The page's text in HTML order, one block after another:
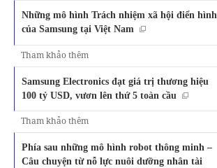
Những mô hình Trách nhiệm xã hội điển hình
của Samsung tại Việt Nam
Tham khảo thêm
Samsung Electronics đạt giá trị thương hiệu
100 tỷ USD, vươn lên thứ 5 toàn cầu
Tham khảo thêm
Phía sau những mô hình robot thông minh –
Câu chuyện từ nỗ lực nuôi dưỡng nhân tài